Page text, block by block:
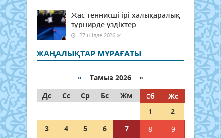
Жас теннисші ірі халықаралық
турнирде үздіктер
27 шілде 2026 ж.
ЖАҢАЛЫҚТАР МҰРАҒАТЫ
« Тамыз 2026 »
Дс
Сс Ср Бс Жм Сб
Жс
1
2
3
4 5 6 7 8
9